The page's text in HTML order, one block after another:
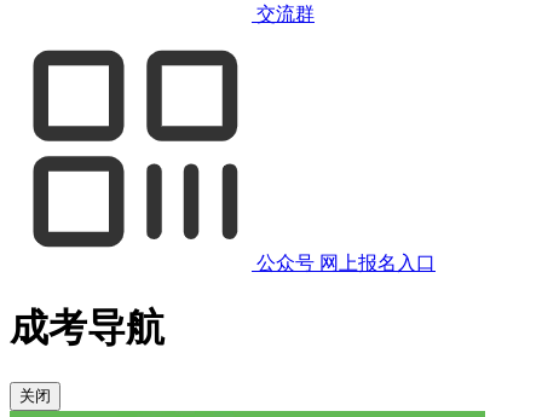
交流群
公众号 网上报名入口
成考导航
关闭